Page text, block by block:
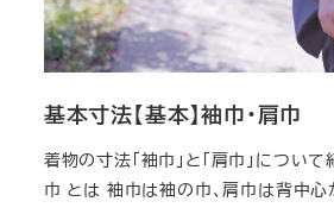
基本寸法【基本】袖巾・肩巾
着物の寸法「袖巾​」と「肩巾」について
巾​ とは 袖巾は袖の巾、肩巾は背中